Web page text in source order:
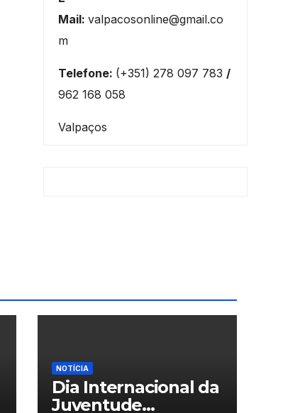
Mail: valpacosonline@gmail.co
m
Telefone: (+351) 278 097 783 /
962 168 058
Valpaços
NOTÍCIA
Dia Internacional da
Juventude